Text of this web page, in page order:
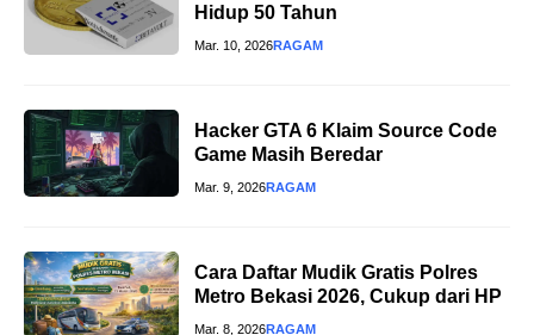
Hidup 50 Tahun
Mar. 10, 2026RAGAM
Hacker GTA 6 Klaim Source Code
Game Masih Beredar
Mar. 9, 2026RAGAM
Cara Daftar Mudik Gratis Polres
Metro Bekasi 2026, Cukup dari HP
Mar. 8, 2026RAGAM